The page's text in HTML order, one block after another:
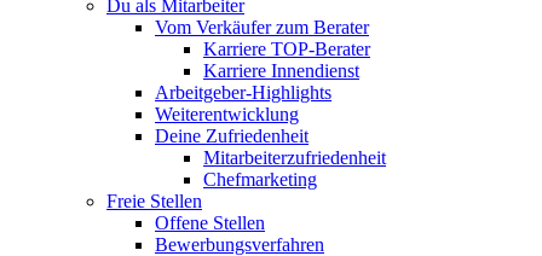
Du als Mitarbeiter
Vom Verkäufer zum Berater
Karriere TOP-Berater
Karriere Innendienst
Arbeitgeber-Highlights
Weiterentwicklung
Deine Zufriedenheit
Mitarbeiterzufriedenheit
Chefmarketing
Freie Stellen
Offene Stellen
Bewerbungsverfahren